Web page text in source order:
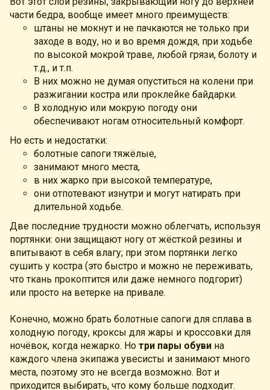
части бедра, вообще имеет много преимуществ:
штаны не мокнут и не пачкаются не только при
заходе в воду, но и во время дождя, при ходьбе
по высокой мокрой траве, любой грязи, болоту и
т.д., и т.п.
В них можно не думая опуститься на колени при
разжигании костра или проклейке байдарки.
В холодную или мокрую погоду они
обеспечивают ногам относительный комфорт.
Но есть и недостатки:
болотные сапоги тяжёлые,
занимают много места,
в них жарко при высокой температуре,
они отпотевают изнутри и могут натирать при
длительной ходьбе.
Две последние трудности можно облегчать, используя
портянки: они защищают ногу от жёсткой резины и
впитывают в себя влагу; при этом портянки легко
сушить у костра (это быстро и можно не переживать,
что ткань прокоптится или даже немного подгорит)
или просто на ветерке на привале.
Конечно, можно брать болотные сапоги для сплава в
холодную погоду, кроксы для жары и кроссовки для
ночёвок, когда нежарко. Но три пары обуви на
каждого члена экипажа увесисты и занимают много
места, поэтому это не всегда возможно. Вот и
приходится выбирать, что кому больше подходит.